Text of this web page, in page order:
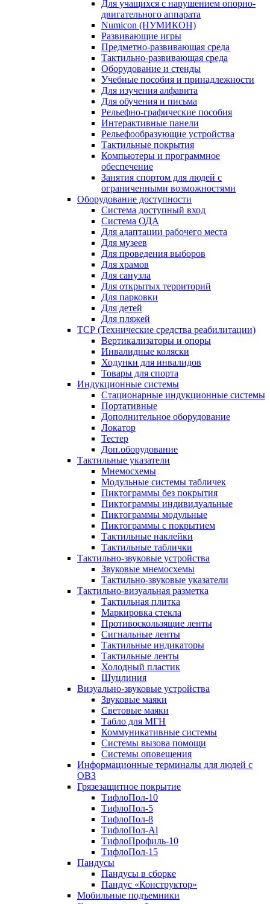
Для учащихся с нарушением опорно-
двигательного аппарата
Numicon (НУМИКОН)
Развивающие игры
Предметно-развивающая среда
Тактильно-развивающая среда
Оборудование и стенды
Учебные пособия и принадлежности
Для изучения алфавита
Для обучения и письма
Рельефно-графические пособия
Интерактивные панели
Рельефообразующие устройства
Тактильные покрытия
Компьютеры и программное
обеспечение
Занятия спортом для людей с
ограниченными возможностями
Оборудование доступности
Система доступный вход
Система ОДА
Для адаптации рабочего места
Для музеев
Для проведения выборов
Для храмов
Для санузла
Для открытых территорий
Для парковки
Для детей
Для пляжей
ТСР (Технические средства реабилитации)
Вертикализаторы и опоры
Инвалидные коляски
Ходунки для инвалидов
Товары для спорта
Индукционные системы
Стационарные индукционные системы
Портативные
Дополнительное оборудование
Локатор
Тестер
Доп.оборудование
Тактильные указатели
Мнемосхемы
Модульные системы табличек
Пиктограммы без покрытия
Пиктограммы индивидуальные
Пиктограммы модульные
Пиктограммы с покрытием
Тактильные наклейки
Тактильные таблички
Тактильно-звуковые устройства
Звуковые мнемосхемы
Тактильно-звуковые указатели
Тактильно-визуальная разметка
Тактильная плитка
Маркировка стекла
Противоскользящие ленты
Сигнальные ленты
Тактильные индикаторы
Тактильные ленты
Холодный пластик
Шуцлиния
Визуально-звуковые устройства
Звуковые маяки
Световые маяки
Табло для МГН
Коммуникативные системы
Системы вызова помощи
Системы оповещения
Информационные терминалы для людей с
ОВЗ
Грязезащитное покрытие
ТифлоПол-10
ТифлоПол-5
ТифлоПол-8
ТифлоПол-Al
ТифлоПрофиль-10
ТифлоПол-15
Пандусы
Пандусы в сборке
Пандус «Конструктор»
Мобильные подъемники